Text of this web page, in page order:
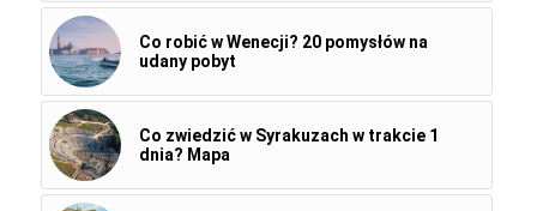
Co robić w Wenecji? 20 pomysłów na
udany pobyt
Co zwiedzić w Syrakuzach w trakcie 1
dnia? Mapa